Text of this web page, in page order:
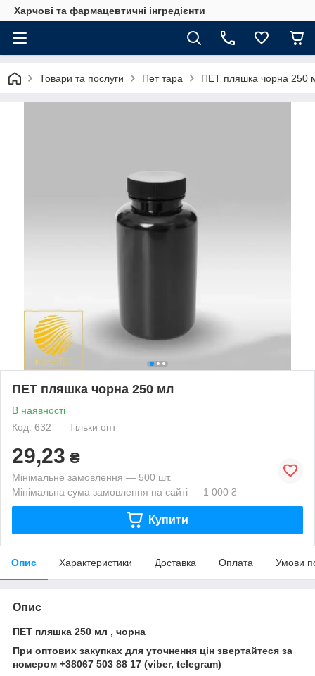
Харчові та фармацевтичні інгредієнти
Товари та послуги Пет тара ПЕТ пляшка чорна 250
ПЕТ пляшка чорна 250 мл
В наявності
Код: 632
Тільки опт
29,23 ₴
Мінімальне замовлення — 500 шт.
Мінімальна сума замовлення на сайті — 1 000 ₴
Купити
Опис Характеристики Доставка Оплата Умови
Опис
ПЕТ пляшка 250 мл , чорна
При оптових закупках для уточнення цін звертайтеся за
номером +38067 503 88 17 (viber, telegram)